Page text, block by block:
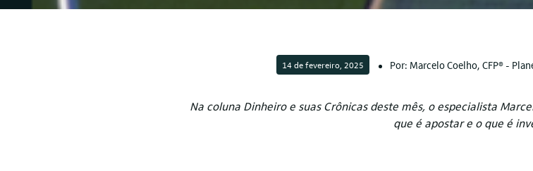
14 de fevereiro, 2025 Por: Marcelo Coelho, CFP® -
Na coluna Dinheiro e suas Crônicas deste mês, o especialista
que é apostar e o que é